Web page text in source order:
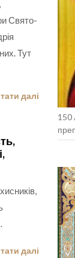
Свято-
Тут
далі
далі
150